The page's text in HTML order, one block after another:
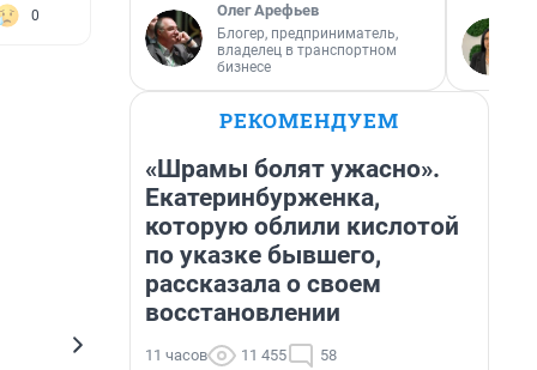
0 Олег Арефьев
Блогер, предприниматель,
владелец в транспортном
бизнесе
РЕКОМЕНДУЕМ
«Шрамы болят ужасно».
Екатеринбурженка,
которую облили кислотой
по указке бывшего,
рассказала о своем
восстановлении
11 часов 11 455 58